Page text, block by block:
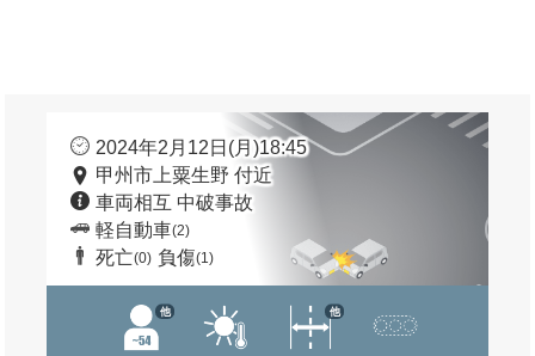
2024年2月12日(月)18:45
甲州市上粟生野 付近
車両相互 中破事故
軽自動車(2)
死亡(0) 負傷(1)
他 他